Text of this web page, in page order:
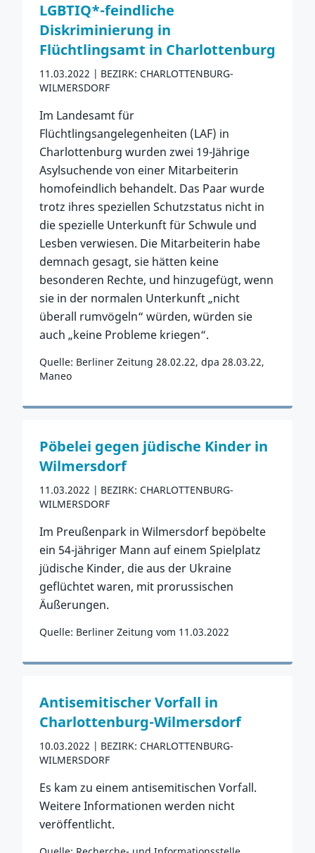
LGBTIQ*-feindliche
Diskriminierung in
Flüchtlingsamt in Charlottenburg
11.03.2022
BEZIRK: CHARLOTTENBURG-
WILMERSDORF
Im Landesamt für
Flüchtlingsangelegenheiten (LAF) in
Charlottenburg wurden zwei 19-Jährige
Asylsuchende von einer Mitarbeiterin
homofeindlich behandelt. Das Paar wurde
trotz ihres speziellen Schutzstatus nicht in
die spezielle Unterkunft für Schwule und
Lesben verwiesen. Die Mitarbeiterin habe
demnach gesagt, sie hätten keine
besonderen Rechte, und hinzugefügt, wenn
sie in der normalen Unterkunft „nicht
überall rumvögeln“ würden, würden sie
auch „keine Probleme kriegen“.
Quelle: Berliner Zeitung 28.02.22, dpa 28.03.22,
Maneo
Zum Vorfall
Pöbelei gegen jüdische Kinder in
Wilmersdorf
11.03.2022
BEZIRK: CHARLOTTENBURG-
WILMERSDORF
Im Preußenpark in Wilmersdorf bepöbelte
ein 54-jähriger Mann auf einem Spielplatz
jüdische Kinder, die aus der Ukraine
geflüchtet waren, mit prorussischen
Äußerungen.
Quelle: Berliner Zeitung vom 11.03.2022
Zum Vorfall
Antisemitischer Vorfall in
Charlottenburg-Wilmersdorf
10.03.2022
BEZIRK: CHARLOTTENBURG-
WILMERSDORF
Es kam zu einem antisemitischen Vorfall.
Weitere Informationen werden nicht
veröffentlicht.